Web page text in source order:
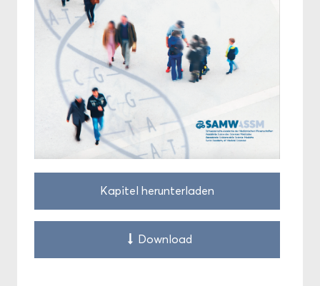
Ka­pi­tel her­un­ter­la­den
Down­load